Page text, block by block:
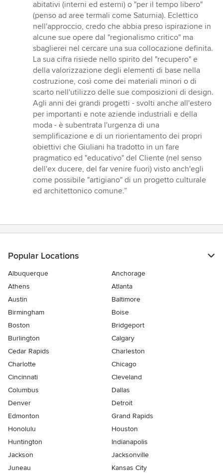
5
stars
abitativi (interni ed esterni) o "per il tempo libero"
(penso ad aree termali come Saturnia). Eclettico
nell'approccio, credo che abbia preso ispirazione in
alcune sue opere dal "regionalismo critico" ma
sbaglierei nel cercare una sua collocazione definita.
La sua cifra risiede nello spirito del "recupero" e
della valorizzazione degli elementi di base nella
costruzione, così come dei materiali minori o di
scarto nell'utilizzo delle sue composizioni di design.
Agli anni dei grandi progetti - svolti anche all'estero
per importanti e note aziende industriali e della
moda - è subentrata l'urgenza di una
semplificazione e di un riorientamento dei propri
obiettivi che Giuliani ha tradotto in un fare
pragmatico ed "educativo" del Cliente (nel senso
dell'ex ducere, del far venire fuori) visto anch'egli
come possibile "artigiano" di un progetto culturale
ed architettonico comune.”
Popular Locations
Albuquerque
Anchorage
Athens
Atlanta
Austin
Baltimore
Birmingham
Boise
Boston
Bridgeport
Burlington
Calgary
Cedar Rapids
Charleston
Charlotte
Chicago
Cincinnati
Cleveland
Columbus
Dallas
Denver
Detroit
Edmonton
Grand Rapids
Honolulu
Houston
Huntington
Indianapolis
Jackson
Jacksonville
Juneau
Kansas City